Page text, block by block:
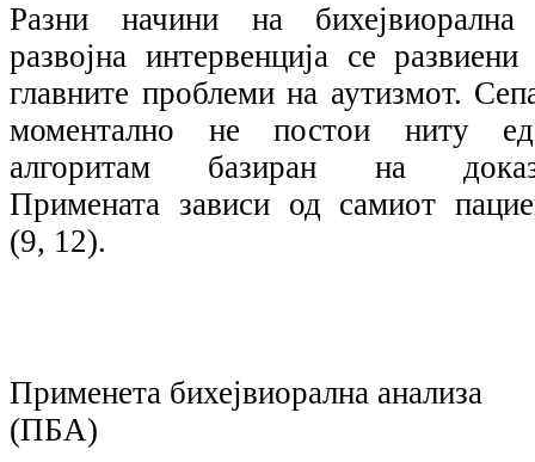
Разни начини на
развојна интервенција се развиени
главните проблеми на аутизмот.
моментално не постои ниту
алгоритам базиран на
Примената зависи од самиот
(9, 12).
Применета бихејвиорална анализа
(ПБА)